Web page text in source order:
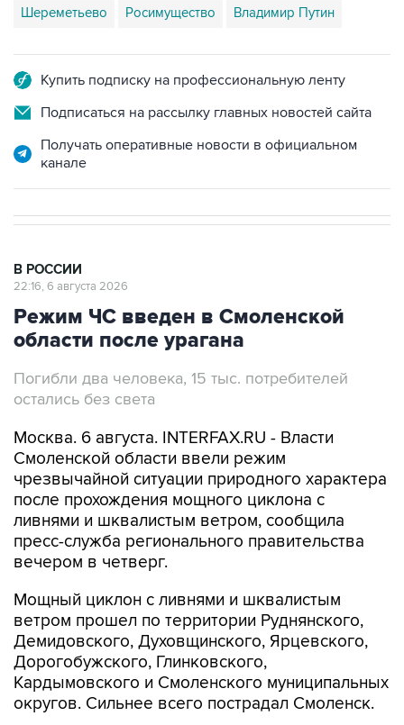
Подписаться на рассылку главных новостей сайта
Получать оперативные новости в официальном
канале
Режим ЧС введен в Смоленской
области после урагана
Погибли два человека, 15 тыс. потребителей
Москва. 6 августа. INTERFAX.RU - Власти
чрезвычайной ситуации природного характера
после прохождения мощного циклона с
ливнями и шквалистым ветром, сообщила
пресс-служба регионального правительства
вечером в четверг.
Мощный циклон с ливнями и шквалистым
Демидовского, Духовщинского, Ярцевского,
Дорогобужского, Глинковского,
Кардымовского и Смоленского муниципальных
округов. Сильнее всего пострадал Смоленск.
В настоящий момент без электроснабжения в